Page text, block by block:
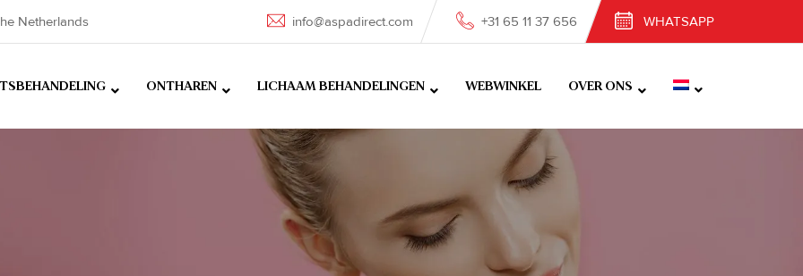
Netherlands info@aspadirect.com +31 65 11 37 656 WHATSAPP
ONTHAREN LICHAAM BEHANDELINGEN WEBWINKEL OVER ONS